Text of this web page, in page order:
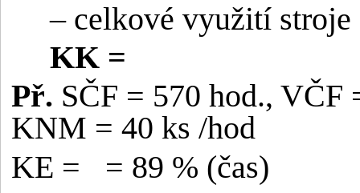
– celkové využití
KK =
Př. SČF = 570 hod., VČF
KNM = 40 ks /hod
KE =
= 89 % (čas)